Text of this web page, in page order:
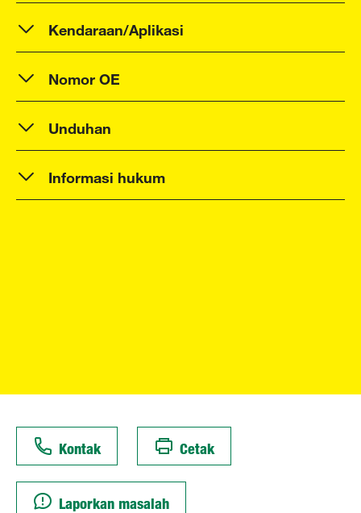
Kendaraan/Aplikasi
Nomor OE
Unduhan
Informasi hukum
Kontak Cetak
Laporkan masalah